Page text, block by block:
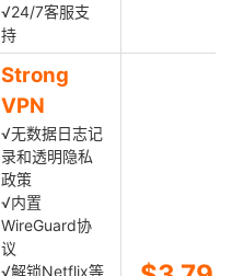
√24/7客服支
持
Strong
VPN
√无数据日志记
录和透明隐私
政策
√内置
WireGuard协
议
√解锁Netflix等